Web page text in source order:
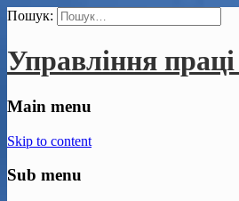
Пошук:
Управління
Main menu
Skip to content
Sub menu